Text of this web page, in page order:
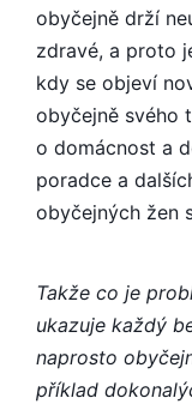
obyčejně drží
zdravé, a proto
kdy se objeví
obyčejně svého
o domácnost a
poradce a
obyčejných žen
Takže co je
ukazuje každý
naprosto
příklad